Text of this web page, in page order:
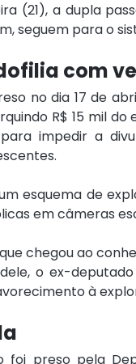
(21), a dupla
seguem para o
com
no dia 17 de
R$ 15 mil
impedir a
esquema de
em câmeras
chegou ao
o ex-
à
foi preso pela